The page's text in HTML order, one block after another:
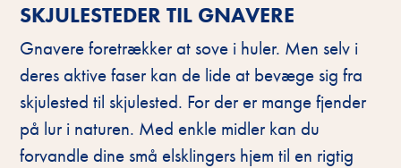
SKJULESTEDER TIL GNAVERE
Gnavere foretrækker at sove i huler. Men selv i
deres aktive faser kan de lide at bevæge sig fra
skjulested til skjulested. For der er mange fjender
på lur i naturen. Med enkle midler kan du
forvandle dine små elsklingers hjem til en rigtig